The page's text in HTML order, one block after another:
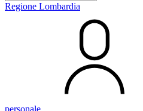
Regione Lombardia
personale